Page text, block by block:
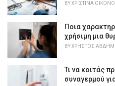
e
BYΧΡΙΣΤΊΝΑ
Ποια
χρήσιμη μια
BYΧΡΉΣΤΟΣ
Τι να κοιτάς
συναγερμού